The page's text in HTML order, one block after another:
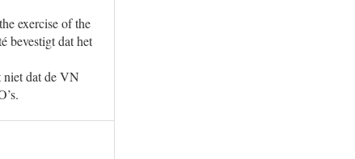
exercise of the
bevestigt dat het
niet dat de VN